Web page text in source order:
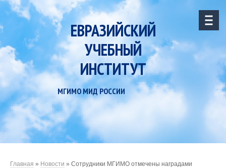
ЕВРАЗИЙСКИЙ
УЧЕБНЫЙ
ИНСТИТУТ
МГИМО МИД РОССИИ
Главная » Новости » Сотрудники МГИМО отмечены наградами